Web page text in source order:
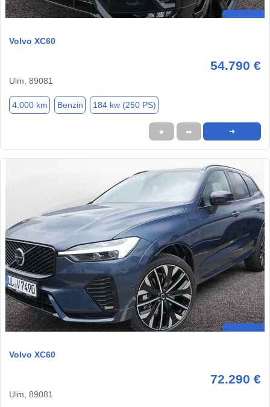
Volvo XC60
54.790 €
Ulm, 89081
4.000 km Benzin 184 kw (250 PS)
★ ➦ ➜
Volvo XC60
72.290 €
Ulm, 89081